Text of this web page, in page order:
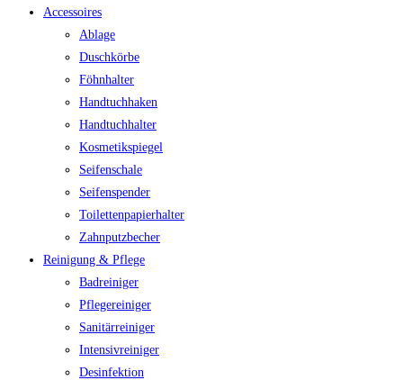
Accessoires
Ablage
Duschkörbe
Föhnhalter
Handtuchhaken
Handtuchhalter
Kosmetikspiegel
Seifenschale
Seifenspender
Toilettenpapierhalter
Zahnputzbecher
Reinigung & Pflege
Badreiniger
Pflegereiniger
Sanitärreiniger
Intensivreiniger
Desinfektion